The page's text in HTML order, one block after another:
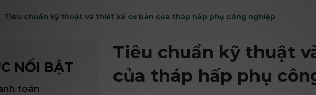
Tiêu chuẩn kỹ thuật và thiết kế cơ bản của tháp hấp phụ công nghiệp
Tiêu chuẩn kỹ thuật
của tháp hấp phụ
NỔI BẬT
toán